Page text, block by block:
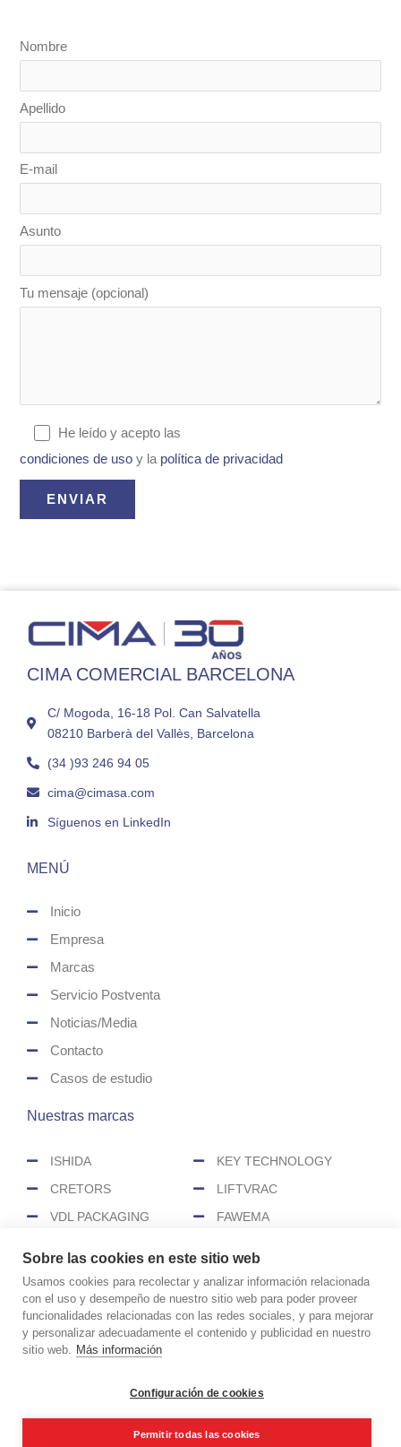
Nombre
Apellido
E-mail
Asunto
Tu mensaje (opcional)
He leído y acepto las
condiciones de uso y la política de privacidad
CIMA COMERCIAL BARCELONA
C/ Mogoda, 16-18 Pol. Can Salvatella
08210 Barberà del Vallès, Barcelona
(34 )93 246 94 05
cima@cimasa.com
Síguenos en LinkedIn
MENÚ
Inicio
Empresa
Marcas
Servicio Postventa
Noticias/Media
Contacto
Casos de estudio
Nuestras marcas
ISHIDA
CRETORS
VDL PACKAGING
KEY TECHNOLOGY
LIFTVRAC
FAWEMA
COPYRIGHT © 2026 CIMASA
Aviso legal
Políticas de redes sociales
Realizado por
Sobre las cookies en este sitio web
Usamos cookies para recolectar y analizar información relacionada
con el uso y desempeño de nuestro sitio web para poder proveer
funcionalidades relacionadas con las redes sociales, y para mejorar
y personalizar adecuadamente el contenido y publicidad en nuestro
sitio web. Más información
Configuración de cookies
Permitir todas las cookies